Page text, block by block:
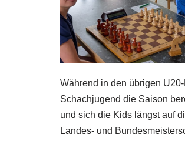
Während in den übrigen
Schachjugend die Saison
und sich die Kids längst auf
Landes- und